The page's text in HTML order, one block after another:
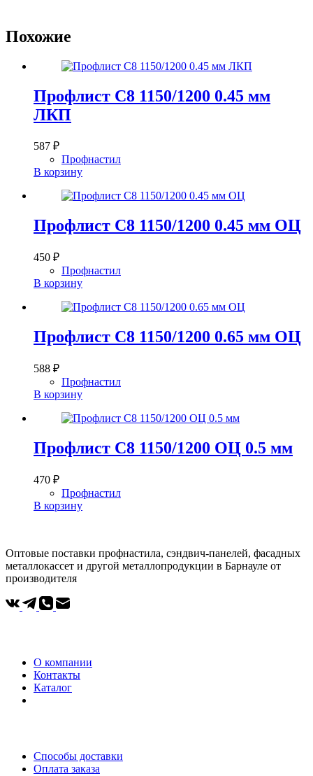
Похожие
Профлист С8 1150/1200 0.45 мм
ЛКП
587 ₽
Профнастил
В корзину
Профлист С8 1150/1200 0.45 мм ОЦ
450 ₽
Профнастил
В корзину
Профлист С8 1150/1200 0.65 мм ОЦ
588 ₽
Профнастил
В корзину
Профлист С8 1150/1200 ОЦ 0.5 мм
470 ₽
Профнастил
В корзину
Оптовые поставки профнастила, сэндвич-панелей, фасадных
металлокассет и другой металлопродукции в Барнауле от
производителя
О компании
Контакты
Каталог
Способы доставки
Оплата заказа